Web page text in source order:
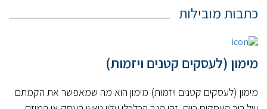
כתבות מובילות
מימון (לעסקים קטנים ויזמות)
מימון (לעסקים קטנים ויזמות) מימון הוא מה שמאפשר את הקמתם